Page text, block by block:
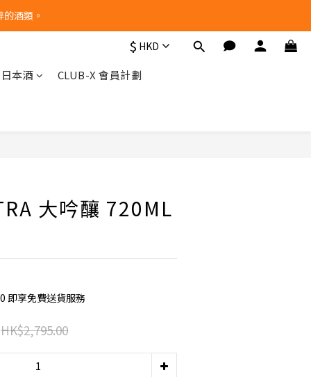
酒類。
$ HKD
本酒 CLUB-X 會員計劃
大吟釀 720ML
即享免費送貨服務
HK$2,795.00